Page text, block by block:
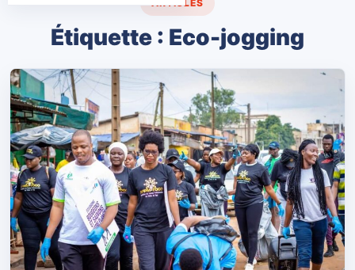
ARTICLES
Étiquette : Eco-jogging